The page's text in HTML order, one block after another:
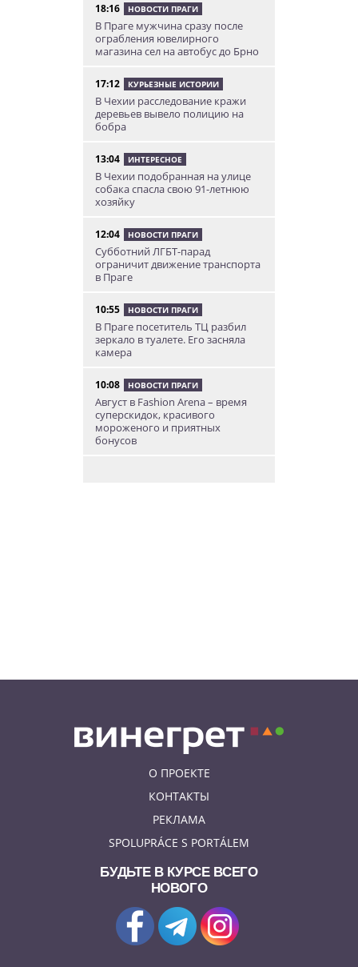
18:16 НОВОСТИ ПРАГИ
В Праге мужчина сразу после
ограбления ювелирного
магазина сел на автобус до Брно
17:12 КУРЬЕЗНЫЕ ИСТОРИИ
В Чехии расследование кражи
деревьев вывело полицию на
бобра
13:04 ИНТЕРЕСНОЕ
В Чехии подобранная на улице
собака спасла свою 91-летнюю
хозяйку
12:04 НОВОСТИ ПРАГИ
Субботний ЛГБТ-парад
ограничит движение транспорта
в Праге
10:55 НОВОСТИ ПРАГИ
В Праге посетитель ТЦ разбил
зеркало в туалете. Его засняла
камера
10:08 НОВОСТИ ПРАГИ
Август в Fashion Arena – время
суперскидок, красивого
мороженого и приятных
бонусов
О ПРОЕКТЕ
КОНТАКТЫ
РЕКЛАМА
SPOLUPRÁCE S PORTÁLEM
БУДЬТЕ В КУРСЕ ВСЕГО
НОВОГО